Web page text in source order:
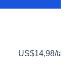
US$14,98/tahun